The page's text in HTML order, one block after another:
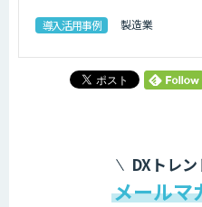
導入活用事例 製造業
DXトレ
メールマ